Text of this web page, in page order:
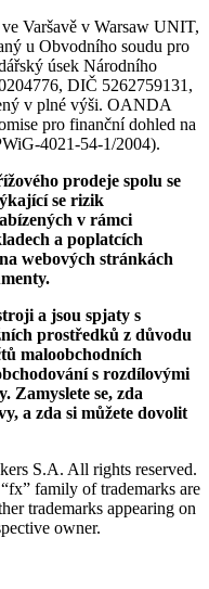
Varšavě v Warsaw UNIT,
u Obvodního soudu pro
úsek Národního
DIČ 5262759131,
v plné výši. OANDA
pro finanční dohled na
4021-54-1/2004).
prodeje spolu se
se rizik
v rámci
a poplatcích
webových stránkách
a jsou spjaty s
prostředků z důvodu
maloobchodních
s rozdílovými
Zamyslete se, zda
a zda si můžete dovolit
S.A. All rights reserved.
family of trademarks are
trademarks appearing on
owner.